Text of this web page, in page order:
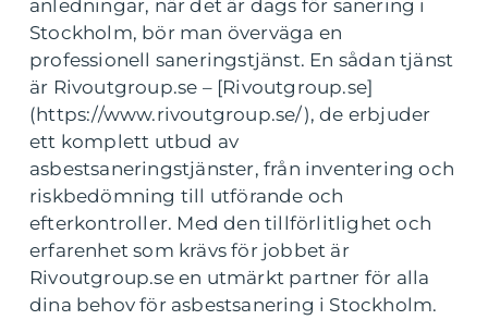
anledningar, när det är dags för sanering i
Stockholm, bör man överväga en
professionell saneringstjänst. En sådan tjänst
är Rivoutgroup.se – [Rivoutgroup.se]
(https://www.rivoutgroup.se/), de erbjuder
ett komplett utbud av
asbestsaneringstjänster, från inventering och
riskbedömning till utförande och
efterkontroller. Med den tillförlitlighet och
erfarenhet som krävs för jobbet är
Rivoutgroup.se en utmärkt partner för alla
dina behov för asbestsanering i Stockholm.